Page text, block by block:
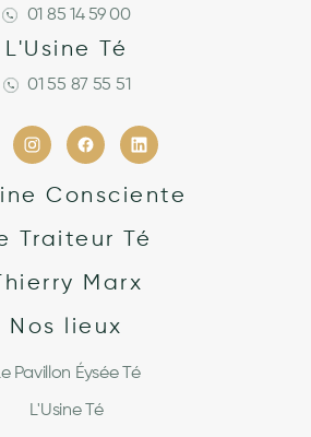
01 85 14 59 00
L'Usine Té
01 55 87 55 51
Consciente
Traiteur Té
Thierry Marx
Nos lieux
Pavillon Éysée Té
L'Usine Té